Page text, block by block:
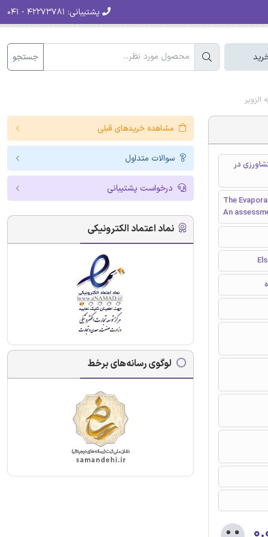
پشتیبانی:
جستجو
در
The
An
مشاهده خریدهای قبلی
سوالات متداول
درخواست پشتیبانی
نماد اعتماد الکترونیکی
لوگوی رسانه‌های برخط